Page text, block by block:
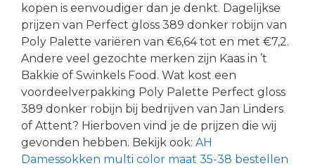
kopen is eenvoudiger dan je denkt. Dagelijkse
prijzen van Perfect gloss 389 donker robijn van
Poly Palette variëren van €6,64 tot en met €7,2.
Andere veel gezochte merken zijn Kaas in ’t
Bakkie of Swinkels Food. Wat kost een
voordeelverpakking Poly Palette Perfect gloss
389 donker robijn bij bedrijven van Jan Linders
of Attent? Hierboven vind je de prijzen die wij
gevonden hebben. Bekijk ook: AH
Damessokken multi color maat 35-38 bestellen